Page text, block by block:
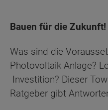
Bauen für die Zukunft!
Was sind die
Photovoltaik Anlage?
Investition? Dieser
Ratgeber gibt